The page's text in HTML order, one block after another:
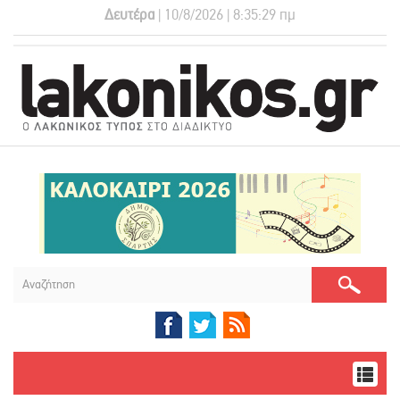
Δευτέρα | 10/8/2026 | 8:35:29 πμ